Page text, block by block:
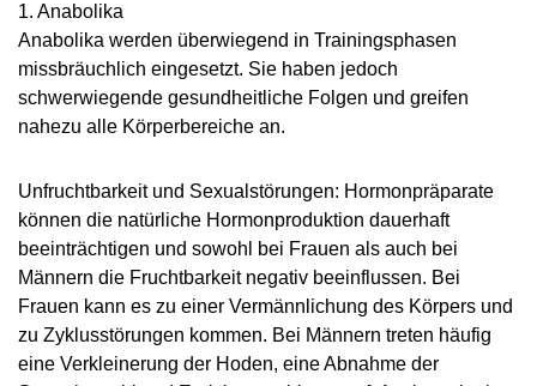
STELLENANGEBOTE
ÜBERSICHT DIGITALES ANGEBOT DER NADA
1. Anabolika
Anabolika werden überwiegend in Trainingsphasen
missbräuchlich eingesetzt. Sie haben jedoch
schwerwiegende gesundheitliche Folgen und greifen
nahezu alle Körperbereiche an.
Unfruchtbarkeit und Sexualstörungen: Hormonpräparate
können die natürliche Hormonproduktion dauerhaft
beeinträchtigen und sowohl bei Frauen als auch bei
Männern die Fruchtbarkeit negativ beeinflussen. Bei
Frauen kann es zu einer Vermännlichung des Körpers und
zu Zyklusstörungen kommen. Bei Männern treten häufig
eine Verkleinerung der Hoden, eine Abnahme der